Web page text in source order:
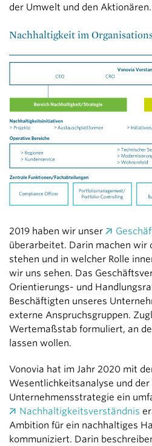
der Umwelt und den Aktionären.
Nachhaltigkeit im
2019 haben wir unser
überarbeitet. Darin machen wir
stehen und in welcher Rolle
wir uns sehen. Das
Orientierungs- und
Beschäftigten unseres
externe Anspruchsgruppen.
Wertemaßstab formuliert, an
lassen wollen.
Vonovia hat im Jahr 2020 mit
Wesentlichkeitsanalyse und
Unternehmens­strategie ein
Nachhaltigkeitsverständnis
Ambition für ein nachhaltiges
kommuniziert. Darin